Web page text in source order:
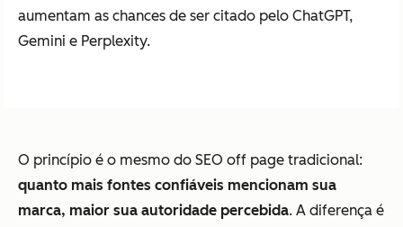
aumentam as chances de ser citado pelo ChatGPT,
Gemini e Perplexity.
O princípio é o mesmo do SEO off page tradicional:
quanto mais fontes confiáveis mencionam sua
marca, maior sua autoridade percebida. A diferença é